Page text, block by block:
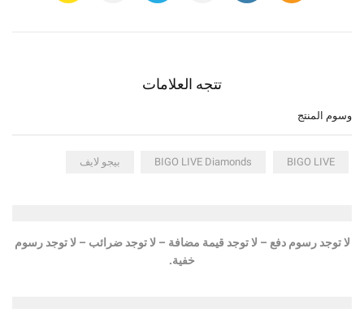
تتجه العلامات
وسوم المنتج
BIGO LIVE
BIGO LIVE Diamonds بيجو لايف
لا توجد رسوم دفع – لا توجد قيمة مضافة – لا توجد ضرائب – لا توجد رسوم
خفية.